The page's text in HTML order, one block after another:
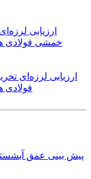
ارزیابی لرزه‌ای
فولادی